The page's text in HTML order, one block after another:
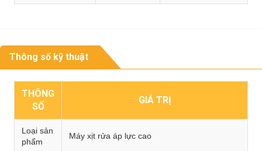
Thông số kỹ thuật
THÔNG
SỐ
GIÁ TRỊ
Loại sản
phẩm
Máy xịt rửa áp lực cao